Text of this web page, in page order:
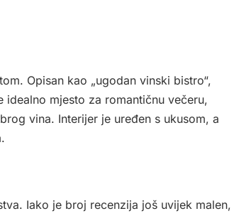
Opisan kao „ugodan vinski bistro“,
idealno mjesto za romantičnu večeru,
vina. Interijer je uređen s ukusom, a
Iako je broj recenzija još uvijek malen,